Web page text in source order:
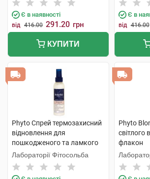
Є в наявності
від 416.00 291.20 грн
КУПИТИ
Є в
від 416.00
Phyto Спрей термозахисний
відновлення для
пошкодженого та ламкого
волосся 150 мл 1 флакон
Лабораторії Фітосольба
Phyto
світлого
флакон